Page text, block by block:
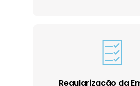
Regularização da